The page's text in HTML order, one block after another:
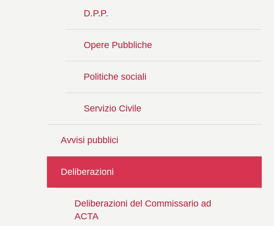
D.P.P.
Opere Pubbliche
Politiche sociali
Servizio Civile
Avvisi pubblici
Deliberazioni
Deliberazioni del Commissario ad
ACTA